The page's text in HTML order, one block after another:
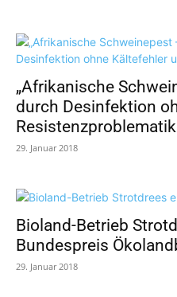
„Afrikanische
durch Desinfektion
Resistenzproblematik
29. Januar 2018
Bioland-Betrieb
Bundespreis
29. Januar 2018